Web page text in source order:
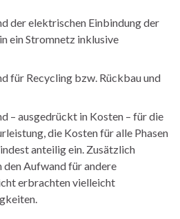
der elektrischen Einbindung der
ein Stromnetz inklusive
für Recycling bzw. Rückbau und
– ausgedrückt in Kosten – für die
die Kosten für alle Phasen
anteilig ein. Zusätzlich
den Aufwand für andere
erbrachten vielleicht